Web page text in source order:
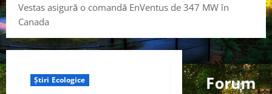
Vestas asigură o comandă EnVentus de 347 MW în
Canada
Știri Ecologice
Forum